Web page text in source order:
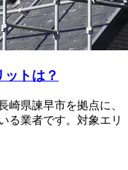
トは？
崎県諫早市を拠点に、
る業者です。対象エリ